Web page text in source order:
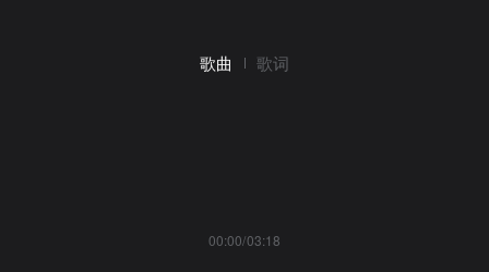
歌曲 歌词
00:00/03:18